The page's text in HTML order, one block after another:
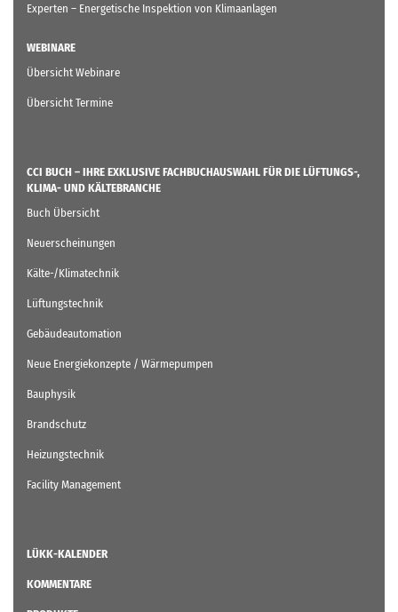
Experten – Energetische Inspektion von Klimaanlagen
WEBINARE
Übersicht Webinare
Übersicht Termine
CCI BUCH – IHRE EXKLUSIVE FACHBUCHAUSWAHL FÜR DIE LÜFTUNGS-,
KLIMA- UND KÄLTEBRANCHE
Buch Übersicht
Neuerscheinungen
Kälte-/Klimatechnik
Lüftungstechnik
Gebäudeautomation
Neue Energiekonzepte / Wärmepumpen
Bauphysik
Brandschutz
Heizungstechnik
Facility Management
LÜKK-KALENDER
KOMMENTARE